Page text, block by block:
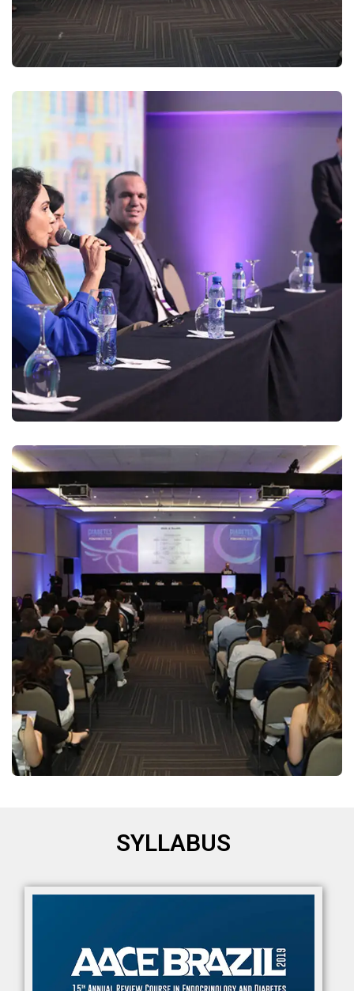
SYLLABUS